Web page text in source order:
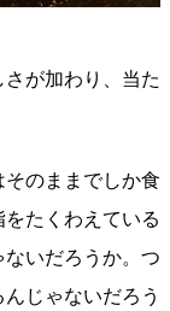
が加わり、当た
のままでしか食
たくわえている
いだろうか。つ
じゃないだろう